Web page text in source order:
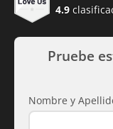
4.9
Pruebe
Nombre y